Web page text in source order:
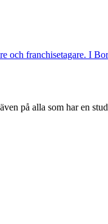
och franchisetagare. I
på alla som har en